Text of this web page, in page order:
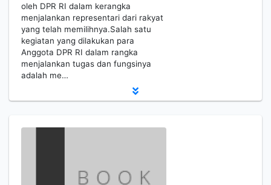
oleh DPR RI dalam kerangka
menjalankan representari dari rakyat
yang telah memilihnya.Salah satu
kegiatan yang dilakukan para
Anggota DPR RI dalam rangka
menjalankan tugas dan fungsinya
adalah me…